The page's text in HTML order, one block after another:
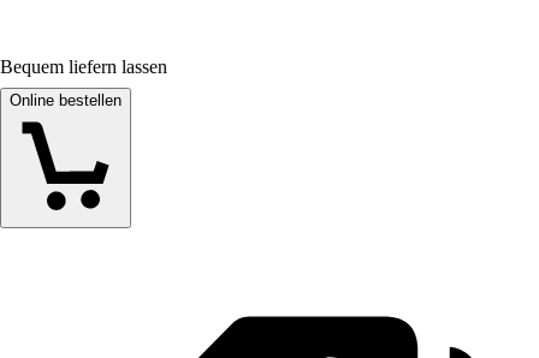
Bequem liefern lassen
Online bestellen